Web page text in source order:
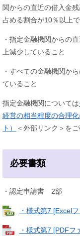
関からの直近の借入金
占める割合が10％以上
・指定金融機関からの
上減少していること
・すべての金融機関か
ていること
指定金融機関については
経営の相当程度の合理
ト）
＜外部リンク＞ をご
必要書類
・認定申請書 2部
・様式第7 [Excel
・様式第7 [PDFフ